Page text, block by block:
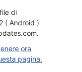
di
( Android )
ora
pagina.